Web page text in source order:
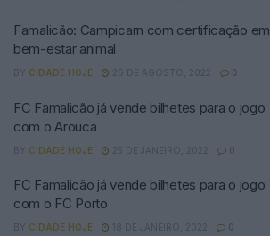
Famalicão: Campicarn com certificação em
bem-estar animal
BY CIDADE HOJE 26 DE AGOSTO, 2022 0
FC Famalicão já vende bilhetes para o jogo
com o Arouca
BY CIDADE HOJE 25 DE JANEIRO, 2022 0
FC Famalicão já vende bilhetes para o jogo
com o FC Porto
BY CIDADE HOJE 18 DE JANEIRO, 2022 0